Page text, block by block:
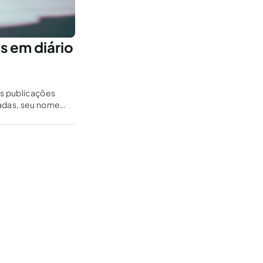
em diário
publicações
seu nome